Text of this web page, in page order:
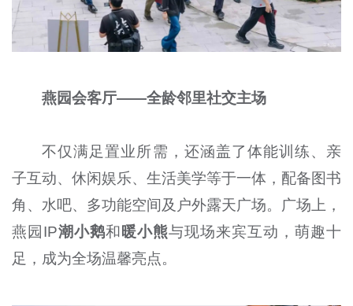
燕园会客厅——全龄邻里社交主场
不仅满足置业所需，还涵盖了体能训练、亲
子互动、休闲娱乐、生活美学等于一体，配备图书
角、水吧、多功能空间及户外露天广场。广场上，
燕园IP潮小鹅和暖小熊与现场来宾互动，萌趣十
足，成为全场温馨亮点。